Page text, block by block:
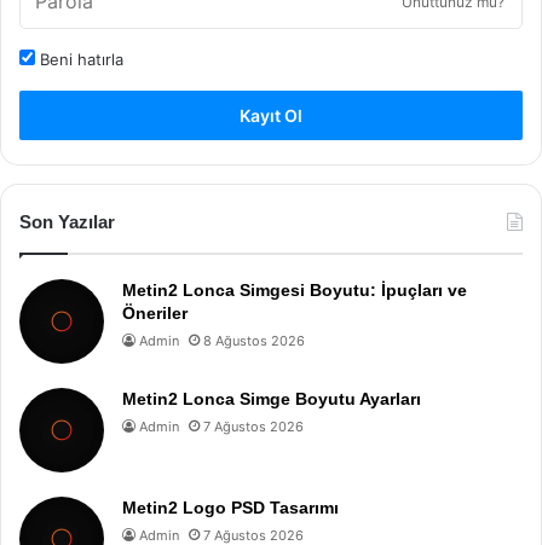
Beni hatırla
Kayıt Ol
Son Yazılar
Metin2 Lonca Simgesi Boyutu: İpuçları ve
Öneriler
Admin 8 Ağustos 2026
Metin2 Lonca Simge Boyutu Ayarları
Admin 7 Ağustos 2026
Metin2 Logo PSD Tasarımı
Admin 7 Ağustos 2026